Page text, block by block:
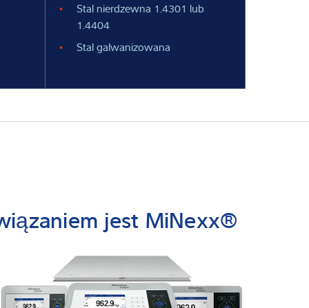
Stal nierdzewna 1.4301 lub
1.4404
Stal galwanizowana
jest MiNexx®